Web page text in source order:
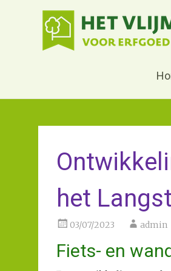
het
03/07/2023 admin
Fiets- en